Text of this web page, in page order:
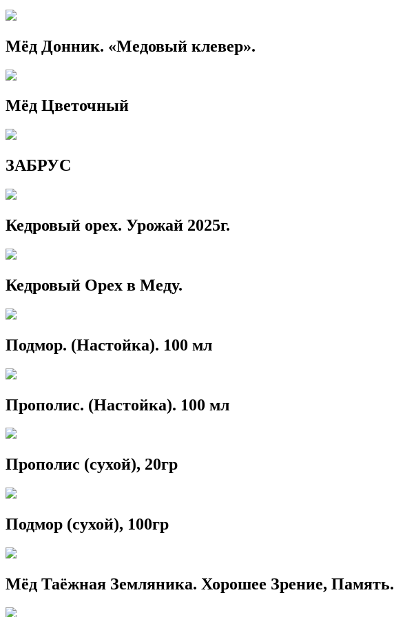
Мёд Донник. «Медовый клевер».
Мёд Цветочный
ЗАБРУС
Кедровый орех. Урожай 2025г.
Кедровый Орех в Меду.
Подмор. (Настойка). 100 мл
Прополис. (Настойка). 100 мл
Прополис (сухой), 20гр
Подмор (сухой), 100гр
Мёд Таёжная Земляника. Хорошее Зрение, Память.